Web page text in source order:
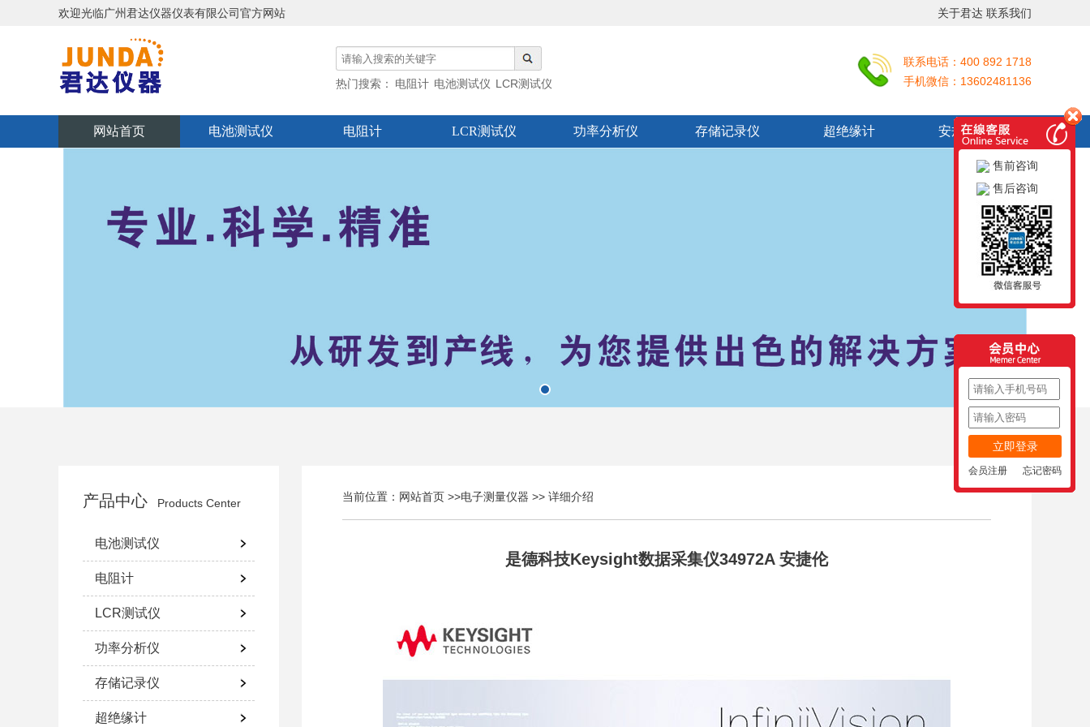
欢迎光临广州君达仪器仪表有限公司官方网站 关于君达 联系我们
热门搜索： 电阻计 电池测试仪 LCR测试仪
联系电话：400 892 1718
手机微信：13602481136
网站首页 电池测试仪 电阻计 LCR测试仪 功率分析仪 存储记录仪 超绝缘计 安规测试仪
产品中心 Products Center
电池测试仪
电阻计
LCR测试仪
功率分析仪
存储记录仪
超绝缘计
当前位置： 网站首页 >>电子测量仪器 >> 详细介绍
是德科技Keysight数据采集仪34972A 安捷伦
售前咨询
售后咨询
立即登录
会员注册 忘记密码